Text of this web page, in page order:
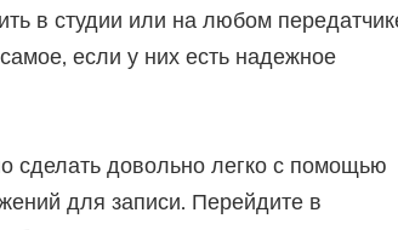
в студии или на любом
если у них есть надежное
сделать довольно легко с помощью
для записи. Перейдите в